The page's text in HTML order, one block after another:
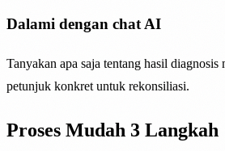
Dalami dengan chat AI
Tanyakan apa saja tentang hasil
petunjuk konkret untuk rekonsiliasi.
Proses Mudah 3 Langkah